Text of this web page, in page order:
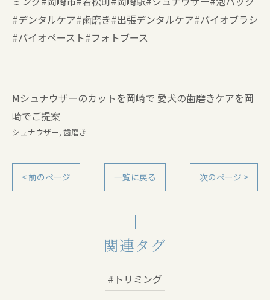
#デンタルケア#歯磨き#出張デンタルケア#バイオブラシ
#バイオペースト#フォトブース
Mシュナウザーのカットを岡崎で 愛犬の歯磨きケアを岡
崎でご提案
シュナウザー 歯磨き
< 前のページ 一覧に戻る 次のページ >
関連タグ
#トリミング